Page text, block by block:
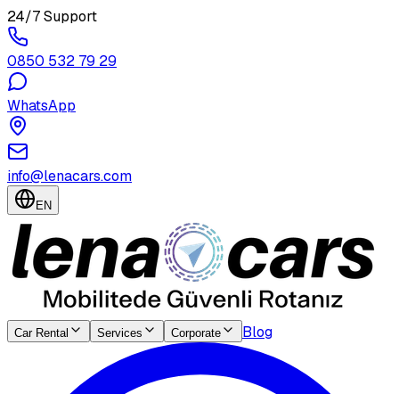
24/7 Support
0850 532 79 29
WhatsApp
info@lenacars.com
EN
Car Rental Services Corporate Blog